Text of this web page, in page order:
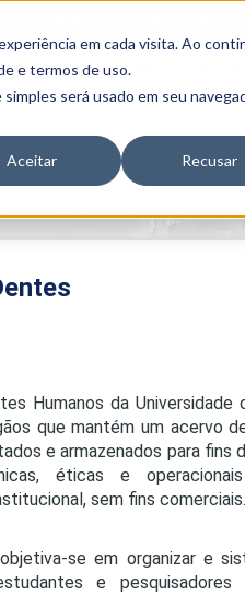
em cada visita. Ao
e termos de uso.
será usado em seu
Aceitar Recusar
Acadêmicos
PIME
Humanos da Universidade
que mantém um acervo
e armazenados para fins
éticas e
sem fins comerciais.
objetiva-se em organizar e
e